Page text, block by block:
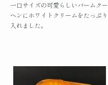
一口サイズの可愛らしいバームクー
ヘンにホワイトクリームをたっぷり
入れました。